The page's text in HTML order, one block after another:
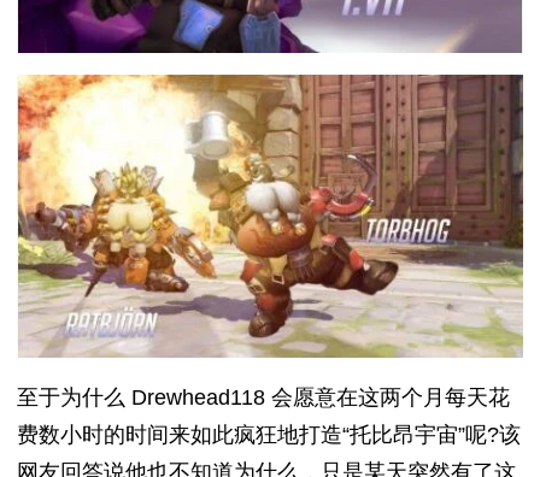
至于为什么 Drewhead118 会愿意在这两个月每天花
费数小时的时间来如此疯狂地打造“托比昂宇宙”呢?该